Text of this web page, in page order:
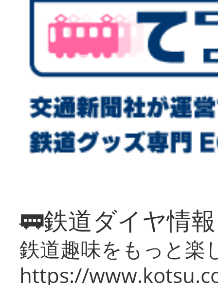
🚃鉄道ダイヤ情
鉄道趣味をもっと楽
https://